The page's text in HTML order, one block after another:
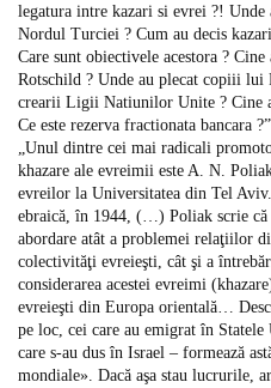
legatura intre kazari si evrei ?! Unde
Nordul Turciei ? Cum au decis
Care sunt obiectivele acestora ?
Rotschild ? Unde au plecat copiii lui
crearii Ligii Natiunilor Unite ? Cine
Ce este rezerva fractionata bancara ?”
„Unul dintre cei mai radicali
khazare ale evreimii este A. N.
evreilor la Universitatea din Tel
ebraică, în 1944, (…) Poliak scrie
abordare atât a problemei relaţiilor
colectivităţi evreieşti, cât şi a
considerarea acestei evreimi
evreieşti din Europa orientală…
pe loc, cei care au emigrat în
care s-au dus în Israel – formează
mondiale». Dacă aşa stau lucrurile,